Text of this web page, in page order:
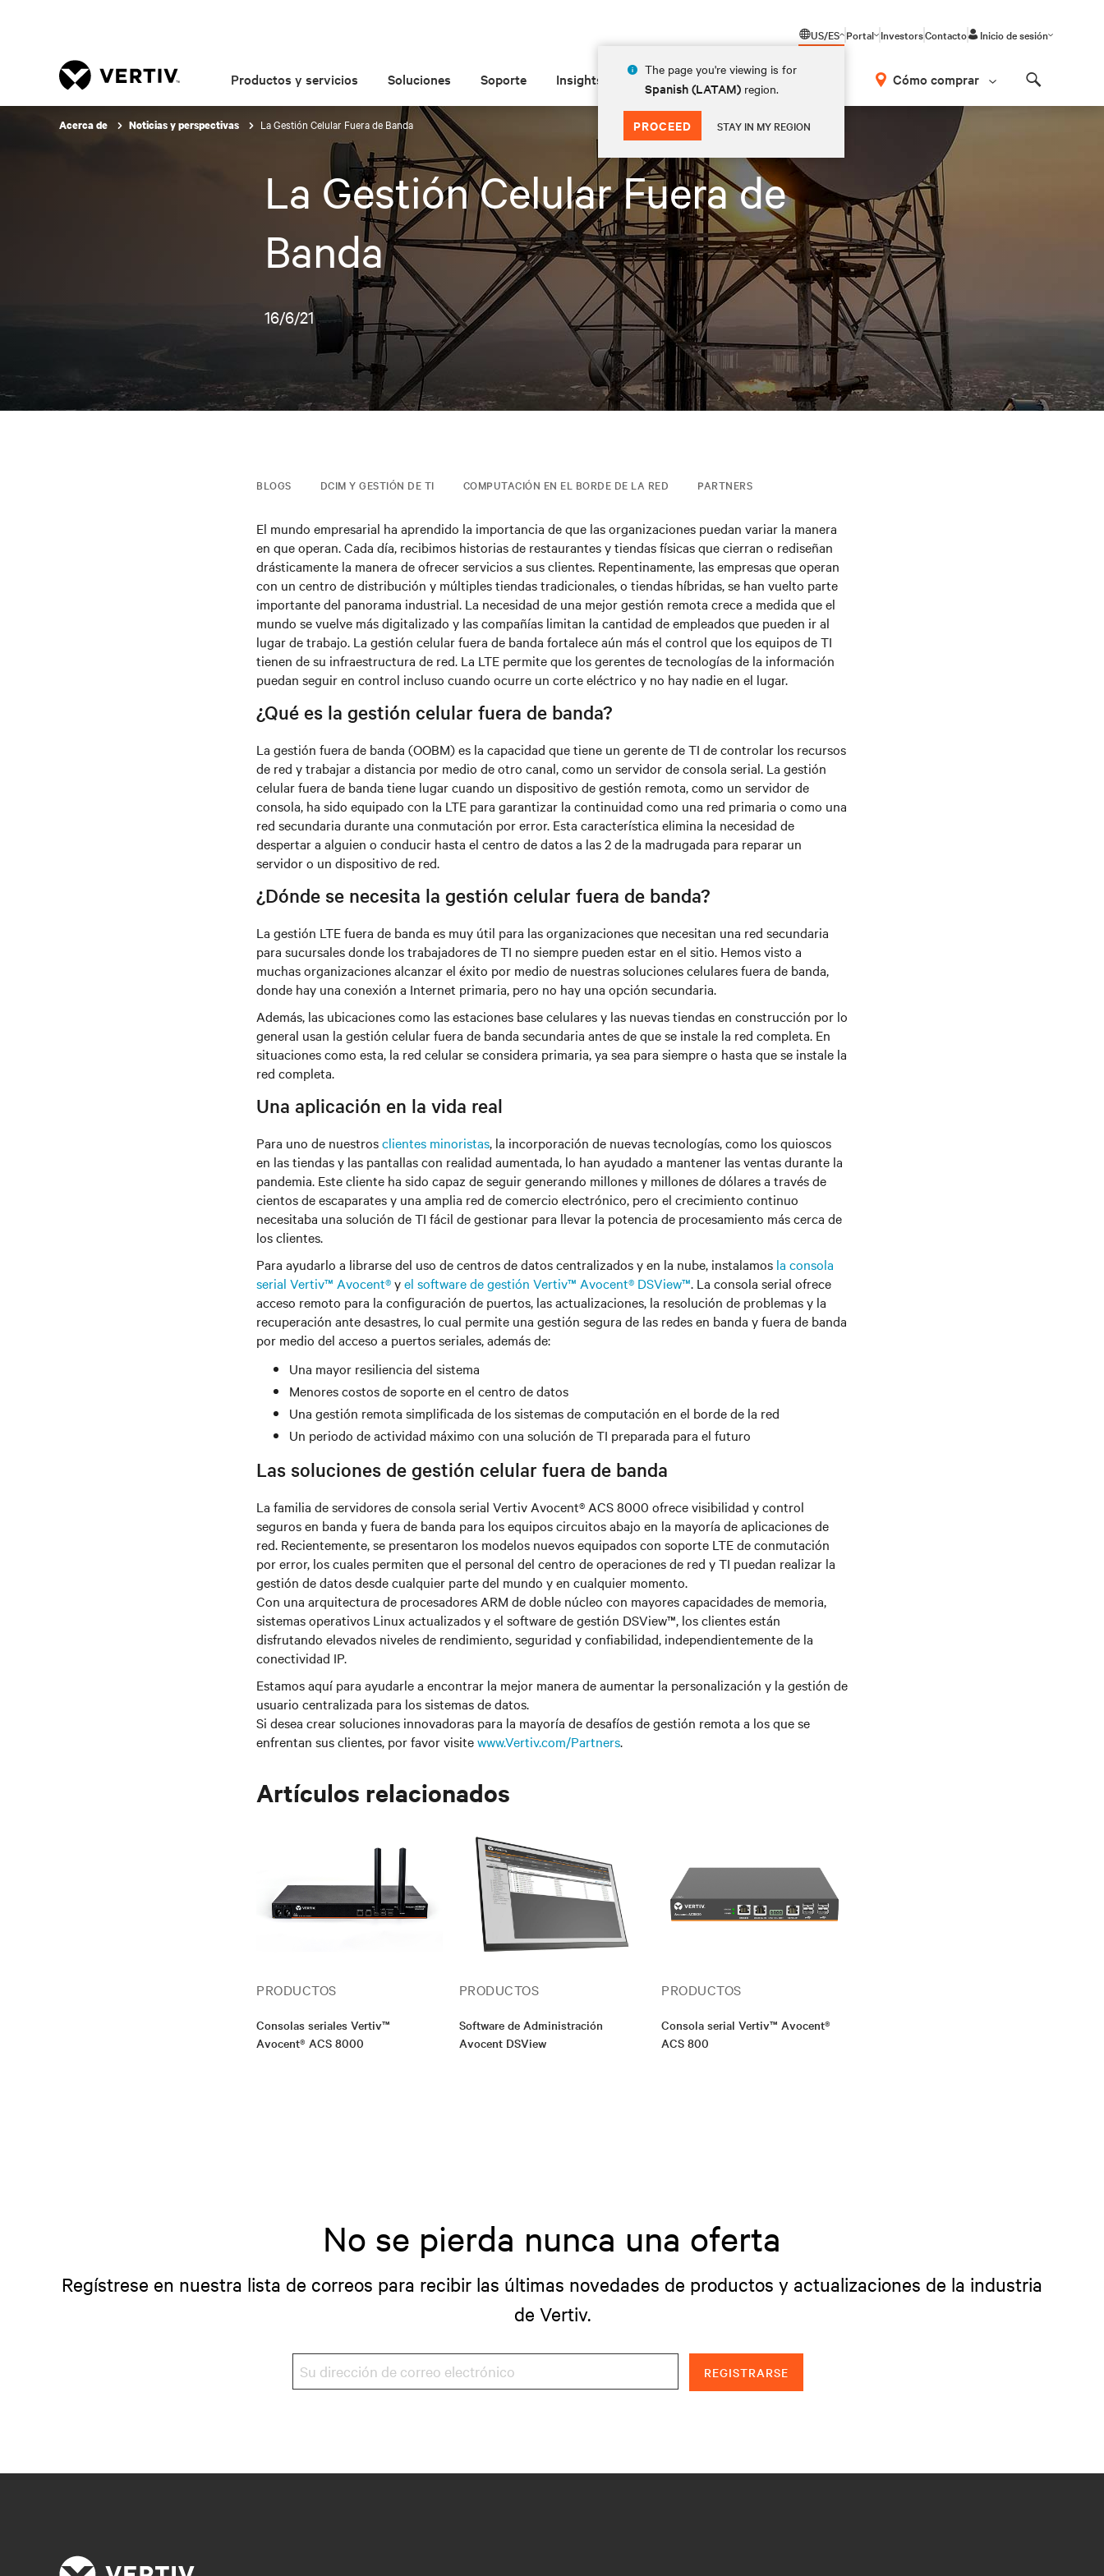
US/ES
The page you're viewing is for
Spanish (LATAM) region.
PROCEED STAY IN MY REGION
Portal InvestorsContacto Inicio de sesión
Productos y servicios Soluciones Soporte Insights Acerca de Cómo comprar
Acerca de Noticias y perspectivas La Gestión Celular Fuera de Banda
La Gestión Celular Fuera de
Banda
16/6/21
BLOGS DCIM Y GESTIÓN DE TI COMPUTACIÓN EN EL BORDE DE LA RED PARTNERS
El mundo empresarial ha aprendido la importancia de que las organizaciones puedan variar la manera
en que operan. Cada día, recibimos historias de restaurantes y tiendas físicas que cierran o rediseñan
drásticamente la manera de ofrecer servicios a sus clientes. Repentinamente, las empresas que operan
con un centro de distribución y múltiples tiendas tradicionales, o tiendas híbridas, se han vuelto parte
importante del panorama industrial. La necesidad de una mejor gestión remota crece a medida que el
mundo se vuelve más digitalizado y las compañías limitan la cantidad de empleados que pueden ir al
lugar de trabajo. La gestión celular fuera de banda fortalece aún más el control que los equipos de TI
tienen de su infraestructura de red. La LTE permite que los gerentes de tecnologías de la información
puedan seguir en control incluso cuando ocurre un corte eléctrico y no hay nadie en el lugar.
¿Qué es la gestión celular fuera de banda?
La gestión fuera de banda (OOBM) es la capacidad que tiene un gerente de TI de controlar los recursos
de red y trabajar a distancia por medio de otro canal, como un servidor de consola serial. La gestión
celular fuera de banda tiene lugar cuando un dispositivo de gestión remota, como un servidor de
consola, ha sido equipado con la LTE para garantizar la continuidad como una red primaria o como una
red secundaria durante una conmutación por error. Esta característica elimina la necesidad de
despertar a alguien o conducir hasta el centro de datos a las 2 de la madrugada para reparar un
servidor o un dispositivo de red.
¿Dónde se necesita la gestión celular fuera de banda?
La gestión LTE fuera de banda es muy útil para las organizaciones que necesitan una red secundaria
para sucursales donde los trabajadores de TI no siempre pueden estar en el sitio. Hemos visto a
muchas organizaciones alcanzar el éxito por medio de nuestras soluciones celulares fuera de banda,
donde hay una conexión a Internet primaria, pero no hay una opción secundaria.
Además, las ubicaciones como las estaciones base celulares y las nuevas tiendas en construcción por lo
general usan la gestión celular fuera de banda secundaria antes de que se instale la red completa. En
situaciones como esta, la red celular se considera primaria, ya sea para siempre o hasta que se instale la
red completa.
Una aplicación en la vida real
Para uno de nuestrosclientes minoristas, la incorporación de nuevas tecnologías, como los quioscos
en las tiendas y las pantallas con realidad aumentada, lo han ayudado a mantener las ventas durante la
pandemia. Este cliente ha sido capaz de seguir generando millones y millones de dólares a través de
cientos de escaparates y una amplia red de comercio electrónico, pero el crecimiento continuo
necesitaba una solución de TI fácil de gestionar para llevar la potencia de procesamiento más cerca de
los clientes.
Para ayudarlo a librarse del uso de centros de datos centralizados y en la nube, instalamos la consola
serial Vertiv™ Avocent®yel software de gestión Vertiv™ Avocent® DSView™. La consola serial ofrece
acceso remoto para la configuración de puertos, las actualizaciones, la resolución de problemas y la
recuperación ante desastres, lo cual permite una gestión segura de las redes en banda y fuera de banda
por medio del acceso a puertos seriales, además de:
Una mayor resiliencia del sistema
Menores costos de soporte en el centro de datos
Una gestión remota simplificada de los sistemas de computación en el borde de la red
Un periodo de actividad máximo con una solución de TI preparada para el futuro
Las soluciones de gestión celular fuera de banda
La familia de servidores de consola serial Vertiv Avocent® ACS 8000 ofrece visibilidad y control
seguros en banda y fuera de banda para los equipos circuitos abajo en la mayoría de aplicaciones de
red. Recientemente, se presentaron los modelos nuevos equipados con soporte LTE de conmutación
por error, los cuales permiten que el personal del centro de operaciones de red y TI puedan realizar la
gestión de datos desde cualquier parte del mundo y en cualquier momento.
Con una arquitectura de procesadores ARM de doble núcleo con mayores capacidades de memoria,
sistemas operativos Linux actualizados y el software de gestión DSView™, los clientes están
disfrutando elevados niveles de rendimiento, seguridad y confiabilidad, independientemente de la
conectividad IP.
Estamos aquí para ayudarle a encontrar la mejor manera de aumentar la personalización y la gestión de
usuario centralizada para los sistemas de datos.
Si desea crear soluciones innovadoras para la mayoría de desafíos de gestión remota a los que se
enfrentan sus clientes, por favor visitewww.Vertiv.com/Partners.
Artículos relacionados
PRODUCTOS
Consolas seriales Vertiv™
Avocent® ACS 8000
PRODUCTOS
Software de Administración
Avocent DSView
PRODUCTOS
Consola serial Vertiv™ Avocent®
ACS 800
No se pierda nunca una oferta
Regístrese en nuestra lista de correos para recibir las últimas novedades de productos y actualizaciones de la industria
de Vertiv.
REGISTRARSE